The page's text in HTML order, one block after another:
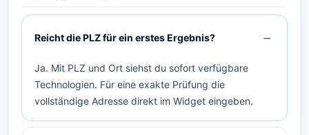
Reicht die PLZ für ein erstes Ergebnis?
Ja. Mit PLZ und Ort siehst du sofort verfügbare
Technologien. Für eine exakte Prüfung die
vollständige Adresse direkt im Widget eingeben.